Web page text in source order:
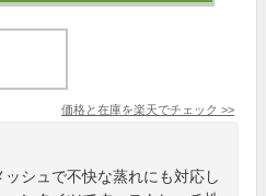
価格と在庫を楽天でチェック >>
シュで不快な蒸れにも対応し